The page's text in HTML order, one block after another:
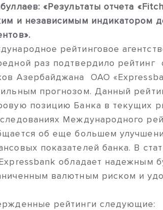
«Результаты отчета
и независимым индикатором
рейтинговое
раз подтвердило рейтинг
Азербайджана ОАО
прогнозом. Данный
позицию Банка в текущих
Международного
об еще большем
показателей банка. В
обладает надежным
валютным риском и
рейтинги следующие: